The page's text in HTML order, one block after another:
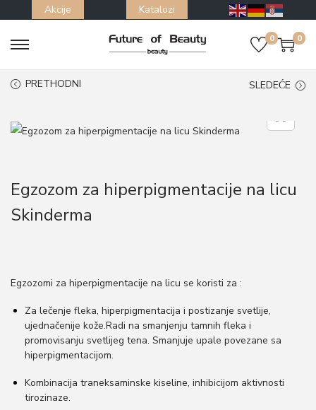
Akcije Katalozi
S
t
a
t
i
o
S
t
o
t
0 0
PRETHODNI SLEDEĆE
Egzozom za hiperpigmentacije na licu
Skinderma
Egzozomi za hiperpigmentacije na licu se koristi za :
Za lečenje fleka, hiperpigmentacija i postizanje svetlije,
ujednačenije kože.Radi na smanjenju tamnih fleka i
promovisanju svetlijeg tena. Smanjuje upale povezane sa
hiperpigmentacijom.
Kombinacija traneksaminske kiseline, inhibicijom aktivnosti
tirozinaze.